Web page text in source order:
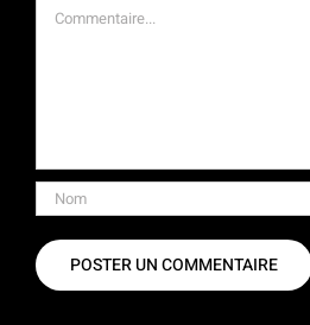
Commentaire